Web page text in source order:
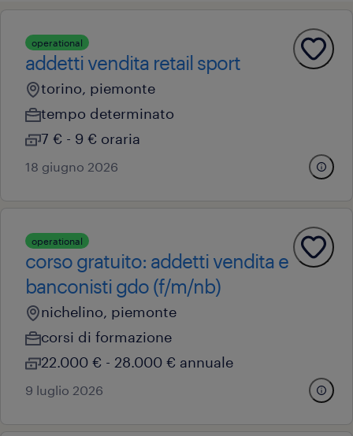
operational
addetti vendita retail sport
torino, piemonte
tempo determinato
7 € - 9 € oraria
18 giugno 2026
operational
corso gratuito: addetti vendita e
banconisti gdo (f/m/nb)
nichelino, piemonte
corsi di formazione
22.000 € - 28.000 € annuale
9 luglio 2026